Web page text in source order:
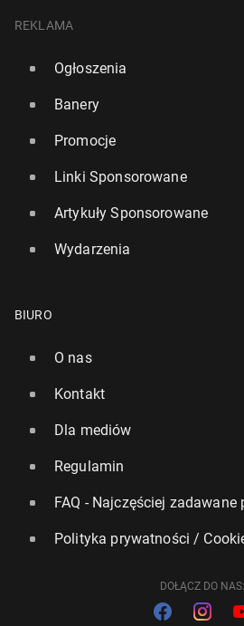
REKLAMA
Ogłoszenia
Banery
Promocje
Linki Sponsorowane
Artykuły Sponsorowane
Wydarzenia
BIURO
O nas
Kontakt
Dla mediów
Regulamin
FAQ - Najczęściej zadawane
Polityka prywatności /
DOŁĄCZ DO NAS: